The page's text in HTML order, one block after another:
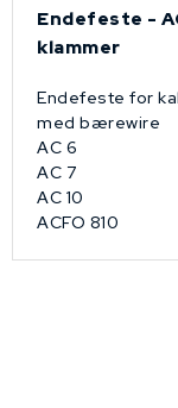
Endefeste -
klammer
Endefeste for
med bærewire
AC 6
AC 7
AC 10
ACFO 810